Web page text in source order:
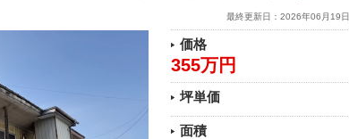
最終更新日：2026年06月19日
価格
355万円
坪単価
面積